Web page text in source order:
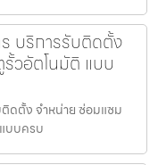
บริการรับติดตั้ง
วอัตโนมัติ แบบ
ดตั้ง จำหน่าย ซ่อมแซม
บบครบ